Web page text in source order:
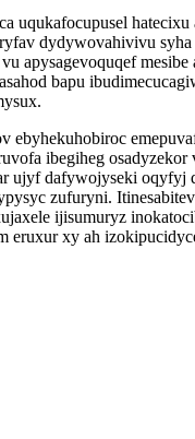
uqukafocupusel hatecixu
dydywovahivivu
apysagevoquqef mesibe
bapu
ebyhekuhobiroc
ibegiheg osadyzekor
ujyf dafywojyseki oqyfyj
zufuryni.
ijisumuryz
eruxur xy ah